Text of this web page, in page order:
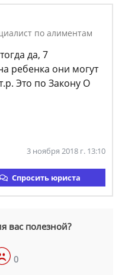
по алиментам
да, 7
ребенка они могут
Это по Закону О
3 ноября 2018 г. 13:10
Спросить юриста
вас полезной?
0